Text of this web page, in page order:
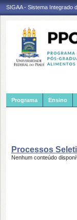
SIGAA - Sistema Integrado
Programa Ensino
Processos
Nenhum conteúdo